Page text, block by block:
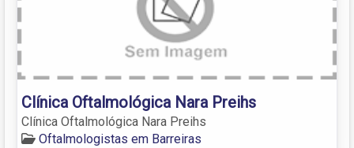
Clínica Oftalmológica Nara Preihs
Clínica Oftalmológica Nara Preihs
Oftalmologistas em Barreiras